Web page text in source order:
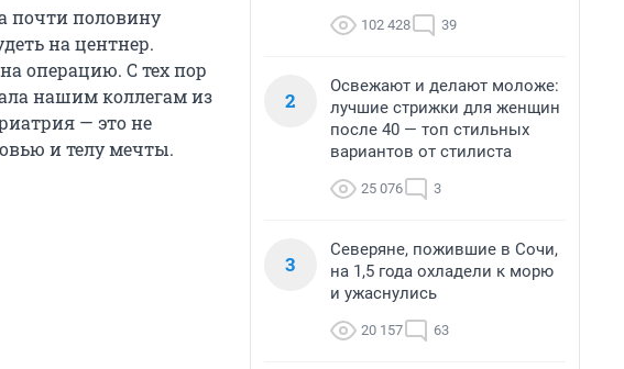
почти половину
на центнер.
операцию. С тех пор
нашим коллегам из
— это не
и телу мечты.
102 428 39
2
Освежают и делают моложе:
лучшие стрижки для женщин
после 40 — топ стильных
вариантов от стилиста
25 076 3
3
Северяне, пожившие в Сочи,
на 1,5 года охладели к морю
и ужаснулись
20 157 63